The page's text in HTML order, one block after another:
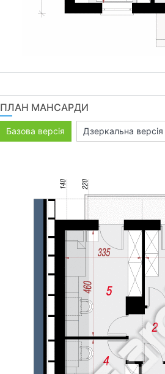
ПЛАН МАНСАРДИ
Базова версія Дзеркальна версія